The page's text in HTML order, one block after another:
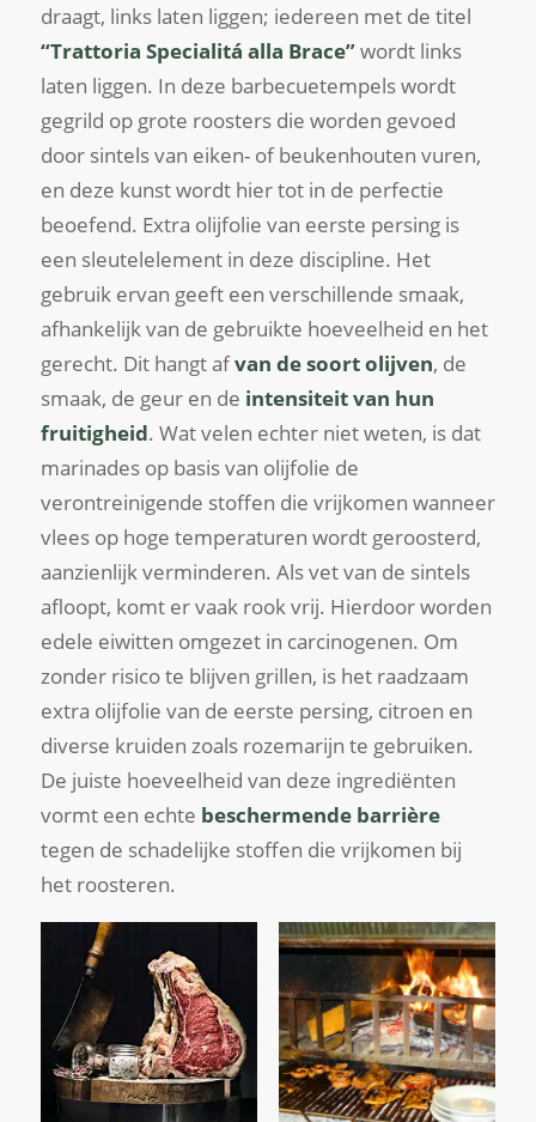
draagt, links laten liggen; iedereen met de titel
“Trattoria Specialitá alla Brace”wordt links
laten liggen. In deze barbecuetempels wordt
gegrild op grote roosters die worden gevoed
door sintels van eiken- of beukenhouten vuren,
en deze kunst wordt hier tot in de perfectie
beoefend. Extra olijfolie van eerste persing is
een sleutelelement in deze discipline. Het
gebruik ervan geeft een verschillende smaak,
afhankelijk van de gebruikte hoeveelheid en het
gerecht. Dit hangt afvan de soort olijven, de
smaak, de geur en de intensiteit van hun
fruitigheid. Wat velen echter niet weten, is dat
marinades op basis van olijfolie de
verontreinigende stoffen die vrijkomen wanneer
vlees op hoge temperaturen wordt geroosterd,
aanzienlijk verminderen. Als vet van de sintels
afloopt, komt er vaak rook vrij. Hierdoor worden
edele eiwitten omgezet in carcinogenen. Om
zonder risico te blijven grillen, is het raadzaam
extra olijfolie van de eerste persing, citroen en
diverse kruiden zoals rozemarijn te gebruiken.
De juiste hoeveelheid van deze ingrediënten
vormt een echte beschermende barrière
tegen de schadelijke stoffen die vrijkomen bij
het roosteren.